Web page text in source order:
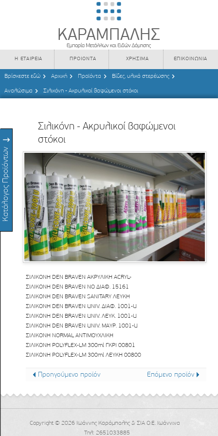
Η ΕΤΑΙΡΕΙΑ ΠΡΟΙΟΝΤΑ ΧΡΗΣΙΜΑ ΕΠΙΚΟΙΝΩΝΙΑ
Βρίσκεστε εδώ Αρχική Προϊόντα Βίδες, υλικά στερέωσης
Αναλώσιμα Σιλικόνη - Ακρυλικοί βαφώμενοι στόκοι
Κατάλογος Προϊόντων
Σιλικόνη - Ακρυλικοί βαφώμενοι
στόκοι
ΣΙΛΙΚΟΝΗ DEN BRAVEN ΑΚΡΥΛΙΚΗ ACRYL-
ΣΙΛΙΚΟΝΗ DEN BRAVEN ΝΟ ΔΙΑΦ. 15161
ΣΙΛΙΚΟΝΗ DEN BRAVEN SANITARY ΛΕΥΚΗ
ΣΙΛΙΚΟΝΗ DEN BRAVEN UNIV. ΔΙΑΦ. 1001-U
ΣΙΛΙΚΟΝΗ DEN BRAVEN UNIV. ΛΕΥΚ. 1001-U
ΣΙΛΙΚΟΝΗ DEN BRAVEN UNIV. ΜΑΥΡ. 1001-U
ΣΙΛΙΚΟΝΗ NORMAL ΑΝΤΙΜΟΥΧΛΙΚΗ
ΣΙΛΙΚΟΝΗ POLYFLEX-LM 300ml ΓΚΡΙ 00801
ΣΙΛΙΚΟΝΗ POLYFLEX-LM 300ml ΛΕΥΚΗ 00800
Προηγούμενο προϊόν Επόμενο προϊόν
Copyright © 2026 Ιωάννης Καράμπαλης & ΣΙΑ Ο.Ε. Ιωάννινα
Τηλ: 2651033885